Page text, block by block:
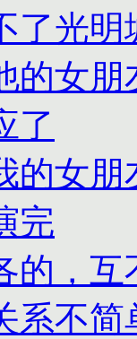
了光明
的女朋
了
的女朋
完
的，互
系不简